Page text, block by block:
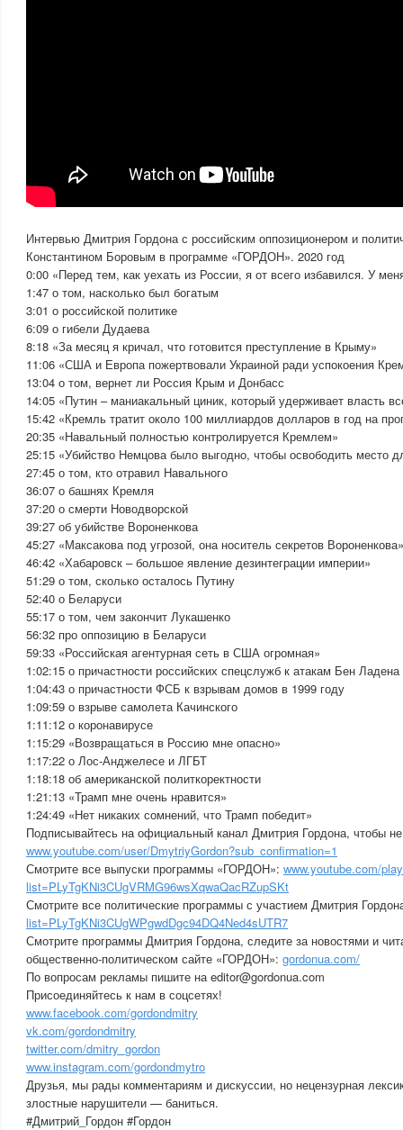
Интервью Дмитрия Гордона с российским оппозиционером и
Константином Боровым в программе «ГОРДОН». 2020 год
0:00 «Перед тем, как уехать из России, я от всего избавился. У
1:47 о том, насколько был богатым
3:01 о российской политике
6:09 о гибели Дудаева
8:18 «За месяц я кричал, что готовится преступление в Крыму»
11:06 «США и Европа пожертвовали Украиной ради успокоения
13:04 о том, вернет ли Россия Крым и Донбасс
14:05 «Путин – маниакальный циник, который удерживает власть
15:42 «Кремль тратит около 100 миллиардов долларов в год на
20:35 «Навальный полностью контролируется Кремлем»
25:15 «Убийство Немцова было выгодно, чтобы освободить место
27:45 о том, кто отравил Навального
36:07 о башнях Кремля
37:20 о смерти Новодворской
39:27 об убийстве Вороненкова
45:27 «Максакова под угрозой, она носитель секретов Вороненкова»
46:42 «Хабаровск – большое явление дезинтеграции империи»
51:29 о том, сколько осталось Путину
52:40 о Беларуси
55:17 о том, чем закончит Лукашенко
56:32 про оппозицию в Беларуси
59:33 «Российская агентурная сеть в США огромная»
1:02:15 о причастности российских спецслужб к атакам Бен
1:04:43 о причастности ФСБ к взрывам домов в 1999 году
1:09:59 о взрыве самолета Качинского
1:11:12 о коронавирусе
1:15:29 «Возвращаться в Россию мне опасно»
1:17:22 о Лос-Анджелесе и ЛГБТ
1:18:18 об американской политкоректности
1:21:13 «Трамп мне очень нравится»
1:24:49 «Нет никаких сомнений, что Трамп победит»
Подписывайтесь на официальный канал Дмитрия Гордона, чтобы
www.youtube.com/user/DmytriyGordon?sub_confirmation=1
Смотрите все выпуски программы «ГОРДОН»: www.youtube.com/
list=PLyTgKNi3CUgVRMG96wsXqwaQacRZupSKt
Смотрите все политические программы с участием Дмитрия
list=PLyTgKNi3CUgWPgwdDgc94DQ4Ned4sUTR7
Смотрите программы Дмитрия Гордона, следите за новостями и
общественно-политическом сайте «ГОРДОН»: gordonua.com/
По вопросам рекламы пишите на editor@gordonua.com
Присоединяйтесь к нам в соцсетях!
www.facebook.com/gordondmitry
vk.com/gordondmitry
twitter.com/dmitry_gordon
www.instagram.com/gordondmytro
Друзья, мы рады комментариям и дискуссии, но нецензурная
злостные нарушители — баниться.
#Дмитрий_Гордон #Гордон